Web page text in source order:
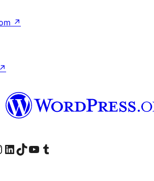
↗
↗
Instagram account
Visit our LinkedIn account
ہمارے ٹک ٹاک اکاؤنٹ پر جائیں
Visit our YouTube channel
ہمارے ٹمبلر اکاؤنٹ پر جائیں